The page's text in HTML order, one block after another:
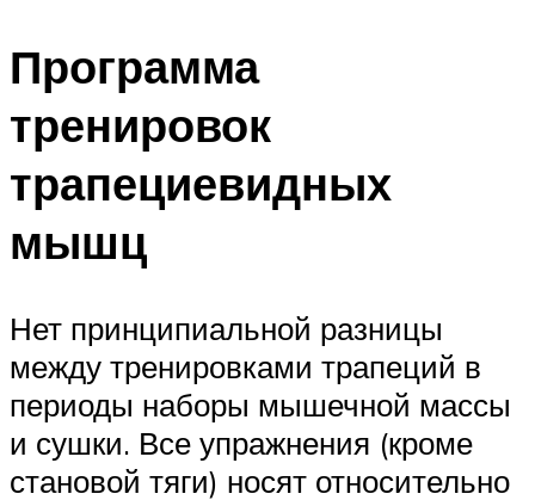
Программа
тренировок
трапециевидных
мышц
Нет принципиальной разницы
между тренировками трапеций в
периоды наборы мышечной массы
и сушки. Все упражнения (кроме
становой тяги) носят относительно